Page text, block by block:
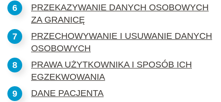
PRZEKAZYWANIE DANYCH OSOBOWYCH
ZA GRANICĘ
PRZECHOWYWANIE I USUWANIE DANYCH
OSOBOWYCH
PRAWA UŻYTKOWNIKA I SPOSÓB ICH
EGZEKWOWANIA
DANE PACJENTA